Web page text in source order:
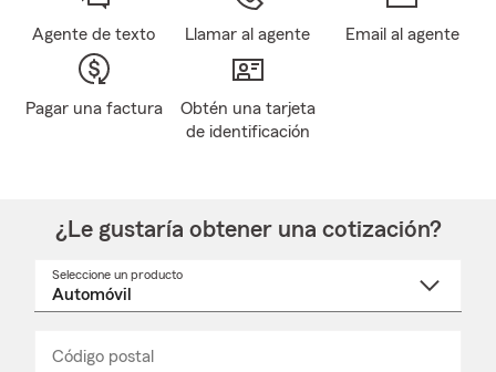
Agente de texto Llamar al agente Email al agente
Pagar una factura
Obtén una tarjeta
de identificación
¿Le gustaría obtener una cotización?
Seleccione un producto
Código postal
_____